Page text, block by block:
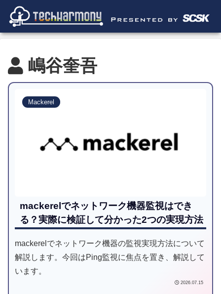
嶋谷奎吾
Mackerel
mackerelでネットワーク機器監視はでき
る？実際に検証して分かった2つの実現方法
mackerelでネットワーク機器の監視実現方法について
解説します。今回はPing監視に焦点を置き、解説して
います。
2026.07.15